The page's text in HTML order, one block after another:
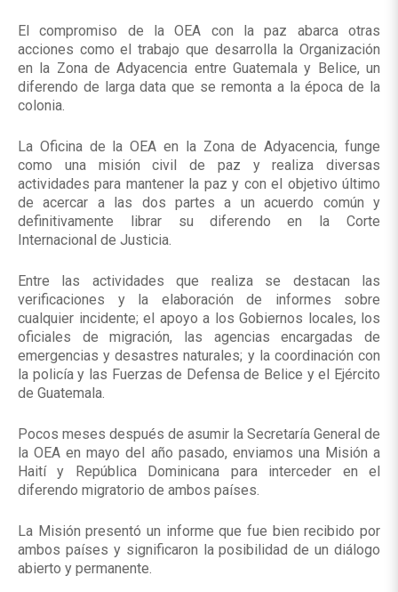
El compromiso de la OEA con la paz abarca otras
acciones como el trabajo que desarrolla la Organización
en la Zona de Adyacencia entre Guatemala y Belice, un
diferendo de larga data que se remonta a la época de la
colonia.
La Oficina de la OEA en la Zona de Adyacencia, funge
como una misión civil de paz y realiza diversas
actividades para mantener la paz y con el objetivo último
de acercar a las dos partes a un acuerdo común y
definitivamente librar su diferendo en la Corte
Internacional de Justicia.
Entre las actividades que realiza se destacan las
verificaciones y la elaboración de informes sobre
cualquier incidente; el apoyo a los Gobiernos locales, los
oficiales de migración, las agencias encargadas de
emergencias y desastres naturales; y la coordinación con
la policía y las Fuerzas de Defensa de Belice y el Ejército
de Guatemala.
Pocos meses después de asumir la Secretaría General de
la OEA en mayo del año pasado, enviamos una Misión a
Haití y República Dominicana para interceder en el
diferendo migratorio de ambos países.
La Misión presentó un informe que fue bien recibido por
ambos países y significaron la posibilidad de un diálogo
abierto y permanente.